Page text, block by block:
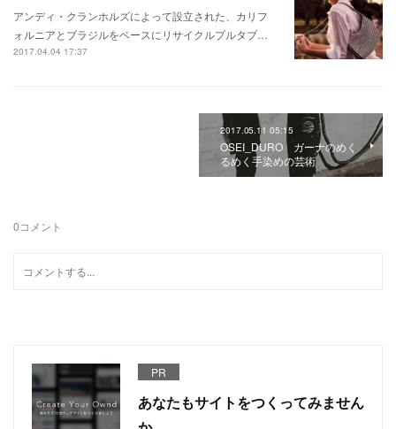
アンディ・クランホルズによって設立された、カリフ
ォルニアとブラジルをベースにリサイクルプルタブ…
2017.04.04 17:37
2017.05.11 05:15
OSEI_DURO ガーナのめく
るめく手染めの芸術
0コメント
PR
あなたもサイトをつくってみません